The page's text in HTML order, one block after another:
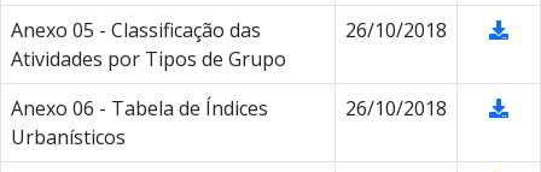
Anexo 05 - Classificação das
Atividades por Tipos de Grupo
26/10/2018
Anexo 06 - Tabela de Índices
Urbanísticos
26/10/2018